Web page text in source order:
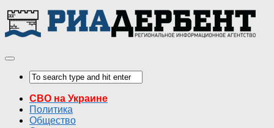
СВО на Украине
Политика
Общество